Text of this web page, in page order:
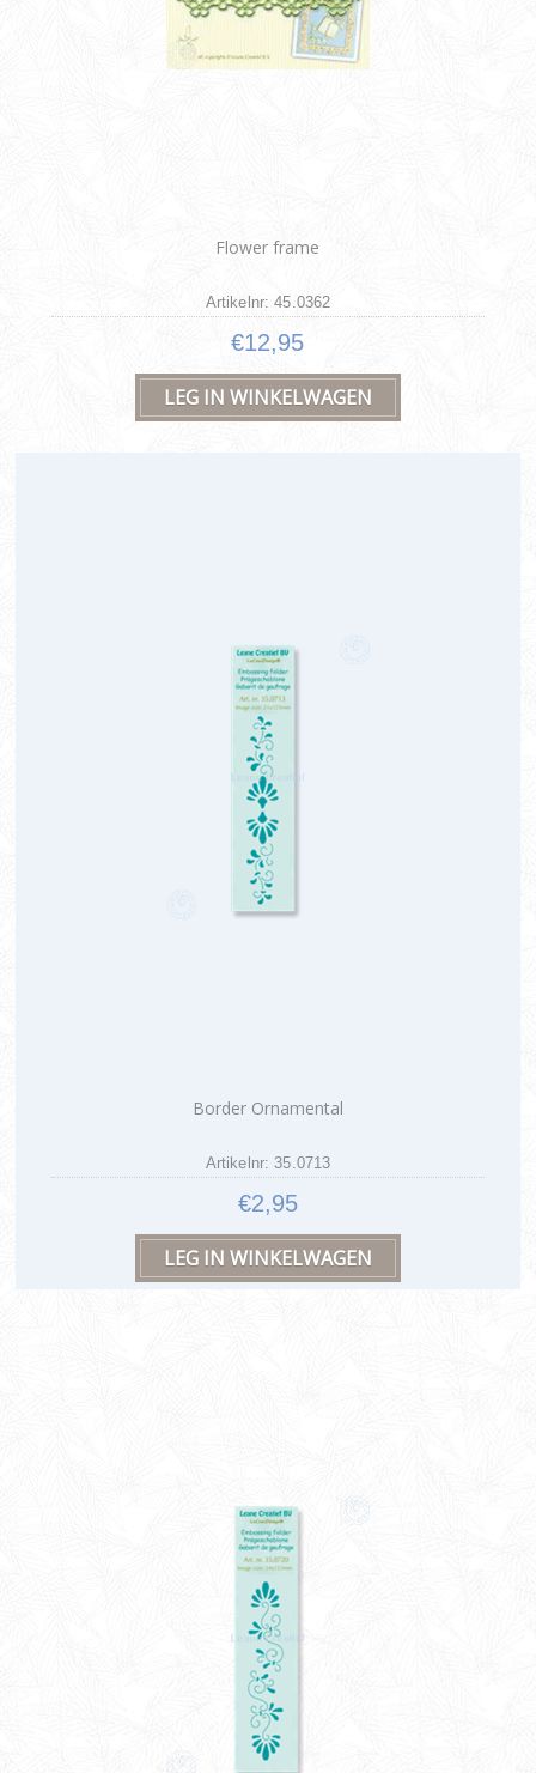
Flower frame
Artikelnr: 45.0362
€12,95
Border Ornamental
Artikelnr: 35.0713
€2,95